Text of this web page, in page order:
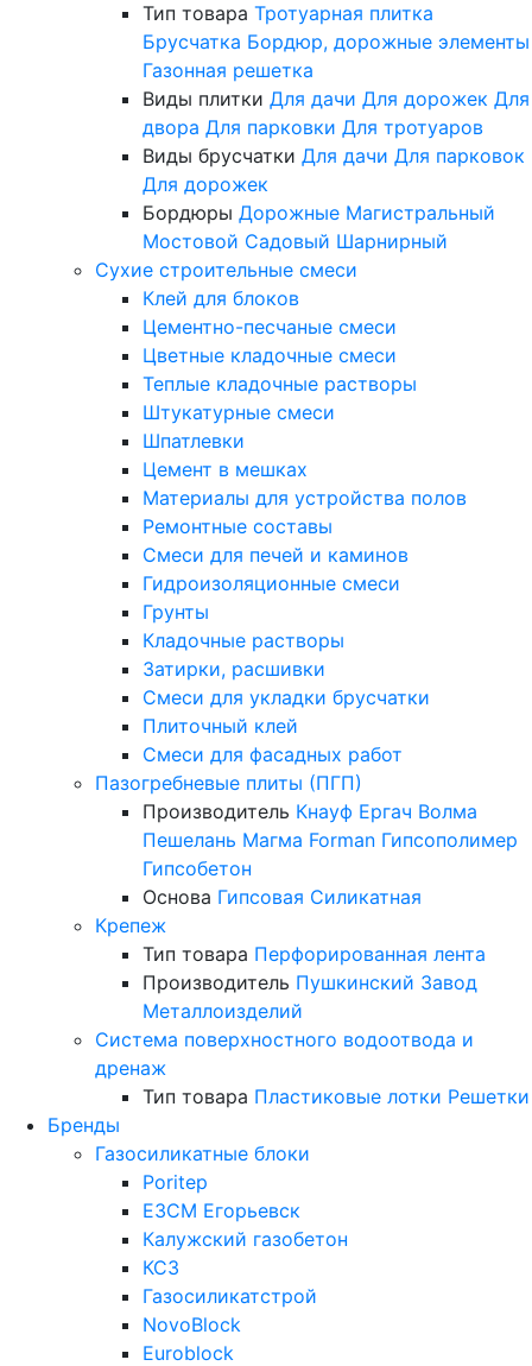
Тип товара Тротуарная плитка
Брусчатка Бордюр, дорожные элементы
Газонная решетка
Виды плитки Для дачи Для дорожек Для
двора Для парковки Для тротуаров
Виды брусчатки Для дачи Для парковок
Для дорожек
Бордюры Дорожные Магистральный
Мостовой Садовый Шарнирный
Сухие строительные смеси
Клей для блоков
Цементно-песчаные смеси
Цветные кладочные смеси
Теплые кладочные растворы
Штукатурные смеси
Шпатлевки
Цемент в мешках
Материалы для устройства полов
Ремонтные составы
Смеси для печей и каминов
Гидроизоляционные смеси
Грунты
Кладочные растворы
Затирки, расшивки
Смеси для укладки брусчатки
Плиточный клей
Смеси для фасадных работ
Пазогребневые плиты (ПГП)
Производитель Кнауф Ергач Волма
Пешелань Магма Forman Гипсополимер
Гипсобетон
Основа Гипсовая Силикатная
Крепеж
Тип товара Перфорированная лента
Производитель Пушкинский Завод
Металлоизделий
Система поверхностного водоотвода и
дренаж
Тип товара Пластиковые лотки Решетки
Бренды
Газосиликатные блоки
Poritep
ЕЗСМ Егорьевск
Калужский газобетон
КСЗ
Газосиликатстрой
NovoBlock
Euroblock